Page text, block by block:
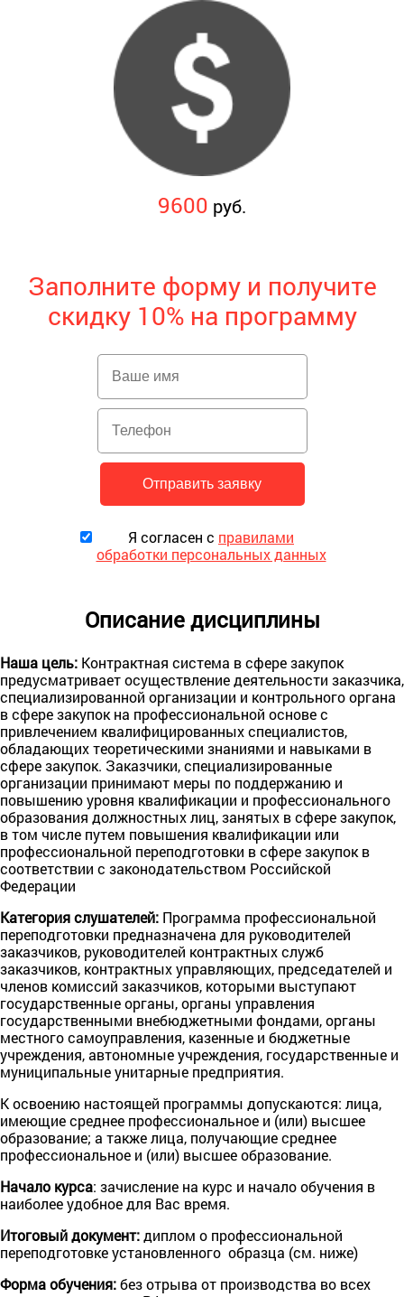
9600 руб.
Заполните форму и получите
скидку 10% на программу
Я согласен с правилами
обработки персональных данных
Описание дисциплины
Наша цель: Контрактная система в сфере закупок
предусматривает осуществление деятельности заказчика,
специализированной организации и контрольного органа
в сфере закупок на профессиональной основе с
привлечением квалифицированных специалистов,
обладающих теоретическими знаниями и навыками в
сфере закупок. Заказчики, специализированные
организации принимают меры по поддержанию и
повышению уровня квалификации и профессионального
образования должностных лиц, занятых в сфере закупок,
в том числе путем повышения квалификации или
профессиональной переподготовки в сфере закупок в
соответствии с законодательством Российской
Федерации
Категория слушателей: Программа профессиональной
переподготовки предназначена для руководителей
заказчиков, руководителей контрактных служб
заказчиков, контрактных управляющих, председателей и
членов комиссий заказчиков, которыми выступают
государственные органы, органы управления
государственными внебюджетными фондами, органы
местного самоуправления, казенные и бюджетные
учреждения, автономные учреждения, государственные и
муниципальные унитарные предприятия.
К освоению настоящей программы допускаются: лица,
имеющие среднее профессиональное и (или) высшее
образование; а также лица, получающие среднее
профессиональное и (или) высшее образование.
Начало курса: зачисление на курс и начало обучения в
наиболее удобное для Вас время.
Итогoвый документ:диплом o профессиональной
переподготовке установленного образца (см. ниже)
Форма обучения:без отрыва от производства во всех